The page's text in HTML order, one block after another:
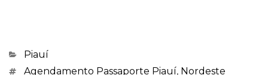
Categorias
Piauí
Marcações
Agendamento Passaporte Piauí, Nordeste